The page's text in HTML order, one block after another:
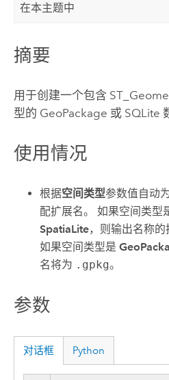
在本主题中
摘要
用于创建一个包含
型的 GeoPackage 或 SQLite
使用情况
根据空间类型参数值自动
配扩展名。 如果空间类型
SpatiaLite，则输出名称
如果空间类型是
名将为 .gpkg。
参数
对话框 Python